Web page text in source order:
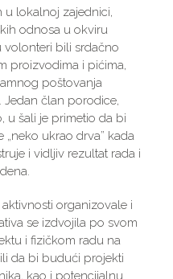
u lokalnoj zajednici,
odnosa u okviru
volonteri bili srdačno
proizvodima i pićima,
poštovanja
Jedan član porodice,
u šali je primetio da bi
ukrao drva” kada
i vidljiv rezultat rada i
organizovale i
se izdvojila po svom
i fizičkom radu na
da bi budući projekti
kao i potencijalnu